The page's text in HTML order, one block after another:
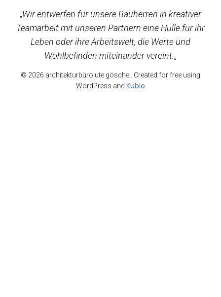
„Wir entwerfen für unsere Bauherren in kreativer
Teamarbeit mit unseren Partnern eine Hülle für ihr
Leben oder ihre Arbeitswelt, die Werte und
Wohlbefinden miteinander vereint.„
© 2026 architekturbüro ute göschel. Created for free using
WordPress and Kubio